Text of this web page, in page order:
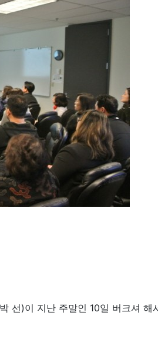
선)이 지난 주말인 10일 버크셔